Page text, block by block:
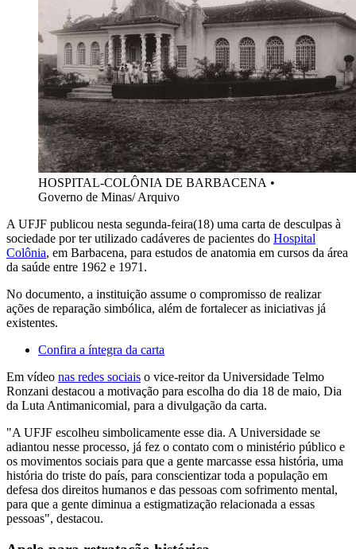
HOSPITAL-COLÔNIA DE BARBACENA •
Governo de Minas/ Arquivo
A UFJF publicou nesta segunda-feira(18) uma carta de desculpas à
sociedade por ter utilizado cadáveres de pacientes do Hospital
Colônia, em Barbacena, para estudos de anatomia em cursos da área
da saúde entre 1962 e 1971.
No documento, a instituição assume o compromisso de realizar
ações de reparação simbólica, além de fortalecer as iniciativas já
existentes.
Confira a íntegra da carta
Em vídeo nas redes sociais o vice-reitor da Universidade Telmo
Ronzani destacou a motivação para escolha do dia 18 de maio, Dia
da Luta Antimanicomial, para a divulgação da carta.
"A UFJF escolheu simbolicamente esse dia. A Universidade se
adiantou nesse processo, já fez o contato com o ministério público e
os movimentos sociais para que a gente marcasse essa história, uma
história do triste do país, para conscientizar toda a população em
defesa dos direitos humanos e das pessoas com sofrimento mental,
para que a gente diminua a estigmatização relacionada a essas
pessoas", destacou.